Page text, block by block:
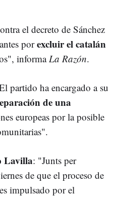
el decreto de Sánchez
porexcluir el catalán
informaLa Razón.
partido ha encargado a su
de una
europeas por la posible
Lavilla: "Junts per
de que el proceso de
impulsado por el